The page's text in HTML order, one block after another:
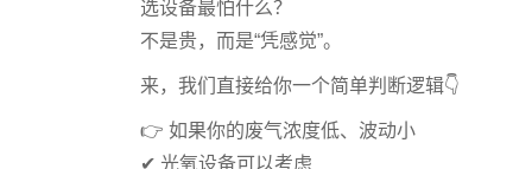
选设备最怕什么？
不是贵，而是“凭感觉”。
来，我们直接给你一个简单判断逻辑👇
👉 如果你的废气浓度低、波动小
✔ 光氧设备可以考虑